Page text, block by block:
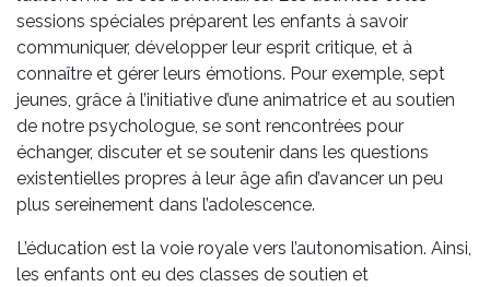
sessions spéciales préparent les enfants à savoir
communiquer, développer leur esprit critique, et à
connaître et gérer leurs émotions. Pour exemple, sept
jeunes, grâce à l’initiative d’une animatrice et au soutien
de notre psychologue, se sont rencontrées pour
échanger, discuter et se soutenir dans les questions
existentielles propres à leur âge afin d’avancer un peu
plus sereinement dans l’adolescence.
L’éducation est la voie royale vers l’autonomisation. Ainsi,
les enfants ont eu des classes de soutien et